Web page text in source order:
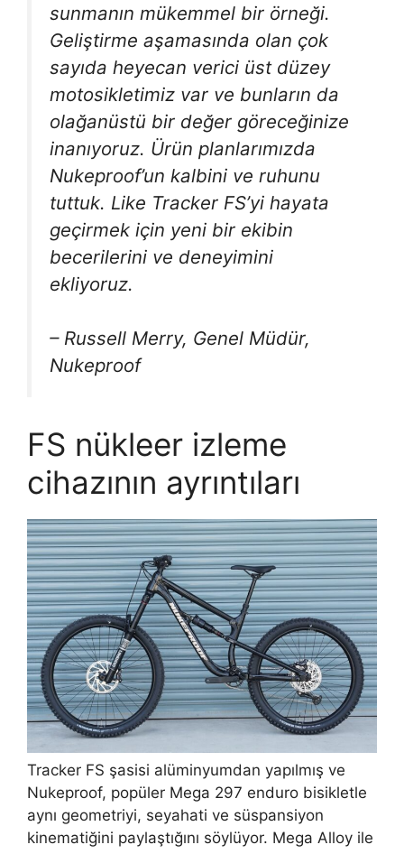
sunmanın mükemmel bir örneği.
Geliştirme aşamasında olan çok
sayıda heyecan verici üst düzey
motosikletimiz var ve bunların da
olağanüstü bir değer göreceğinize
inanıyoruz. Ürün planlarımızda
Nukeproof’un kalbini ve ruhunu
tuttuk. Like Tracker FS’yi hayata
geçirmek için yeni bir ekibin
becerilerini ve deneyimini
ekliyoruz.
– Russell Merry, Genel Müdür,
Nukeproof
FS nükleer izleme
cihazının ayrıntıları
Tracker FS şasisi alüminyumdan yapılmış ve
Nukeproof, popüler Mega 297 enduro bisikletle
aynı geometriyi, seyahati ve süspansiyon
kinematiğini paylaştığını söylüyor. Mega Alloy ile